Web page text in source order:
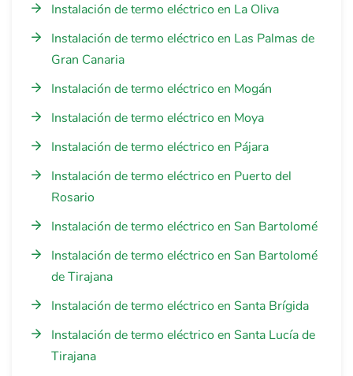
Instalación de termo eléctrico en La Oliva
Instalación de termo eléctrico en Las Palmas de
Gran Canaria
Instalación de termo eléctrico en Mogán
Instalación de termo eléctrico en Moya
Instalación de termo eléctrico en Pájara
Instalación de termo eléctrico en Puerto del
Rosario
Instalación de termo eléctrico en San Bartolomé
Instalación de termo eléctrico en San Bartolomé
de Tirajana
Instalación de termo eléctrico en Santa Brígida
Instalación de termo eléctrico en Santa Lucía de
Tirajana